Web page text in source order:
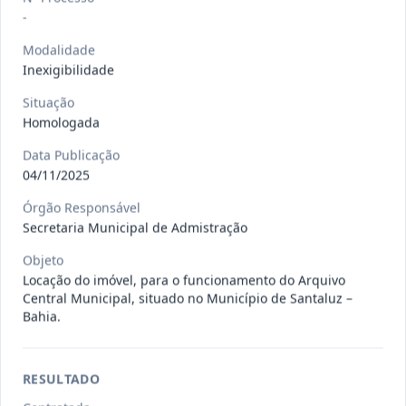
027/2026
Pregão
Eletrônico
Situação:
Em Andamento
Data:13/07/2026
025/2026
Pregão
Eletrônico
CONTRATAÇÃO DE EMPRESA PARA
LOCAÇÃO ...
-
Modalidade
Inexigibilidade
Situação
Homologada
Data Publicação
04/11/2025
Órgão Responsável
Secretaria Municipal de Admistração
Objeto
Locação do imóvel, para o funcionamento do Arquivo
Central Municipal, situado no Município de Santaluz –
Bahia.
RESULTADO